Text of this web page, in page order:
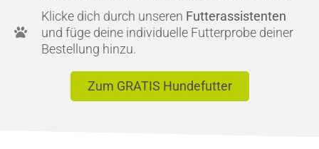
Klicke dich durch unseren Futterassistenten
und füge deine individuelle Futterprobe deiner
Bestellung hinzu.
Zum GRATIS Hundefutter